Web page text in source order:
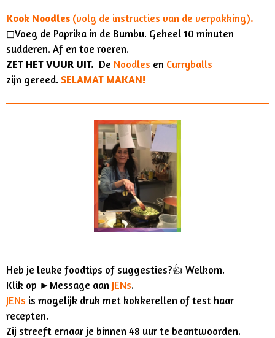
Kook Noodles (volg de instructies van de verpakking).
◻︎Voeg de Paprika in de Bumbu. Geheel 10 minuten
sudderen. Af en toe roeren.
ZET HET VUUR UIT. De Noodles en Curryballs
zijn gereed. SELAMAT MAKAN!
Heb je leuke foodtips of suggesties?👍 Welkom.
Klik op ►Message aan JENs.
JENs is mogelijk druk met kokkerellen of test haar
recepten.
Zij streeft ernaar je binnen 48 uur te beantwoorden.